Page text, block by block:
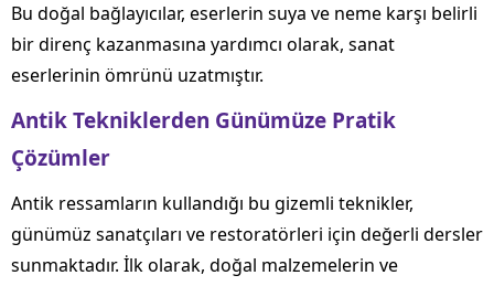
Bu doğal bağlayıcılar, eserlerin suya ve neme karşı belirli
bir direnç kazanmasına yardımcı olarak, sanat
eserlerinin ömrünü uzatmıştır.
Antik Tekniklerden Günümüze Pratik
Çözümler
Antik ressamların kullandığı bu gizemli teknikler,
günümüz sanatçıları ve restoratörleri için değerli dersler
sunmaktadır. İlk olarak, doğal malzemelerin ve